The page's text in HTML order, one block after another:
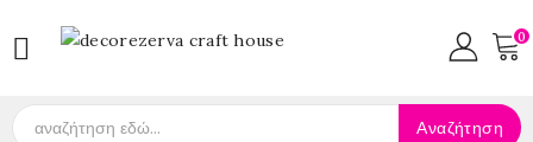
 0
Αναζήτηση